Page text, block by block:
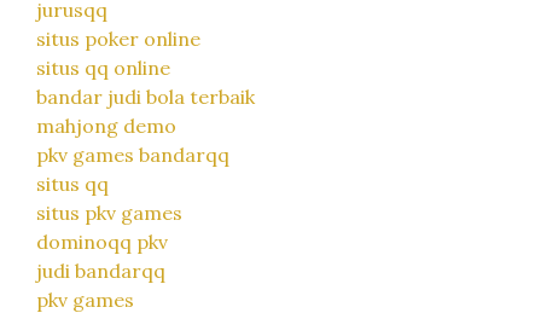
jurusqq
situs poker online
situs qq online
bandar judi bola terbaik
mahjong demo
pkv games bandarqq
situs qq
situs pkv games
dominoqq pkv
judi bandarqq
pkv games